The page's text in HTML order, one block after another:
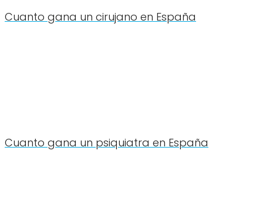
Cuanto gana un cirujano en España
Cuanto gana un psiquiatra en España